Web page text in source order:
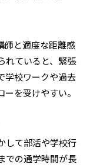
師と適度な距離感
れていると、緊張
学校ワークや過去
を受けやすい。
して部活や学校行
での通学時間が長